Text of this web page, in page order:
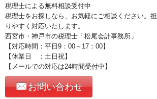
税理士による無料相談受付中
税理士をお探しなら、お気軽にご相談ください。
りやすく対応いたします。
西宮市・神戸市の税理士「松尾会計事務所」
【対応時間：平日9：00～17：00】
【休業日 ：土日祝】
【メールでの対応は24時間受付中】
お問い合わせ